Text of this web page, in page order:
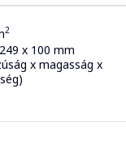
2
x 100 mm
x magasság x